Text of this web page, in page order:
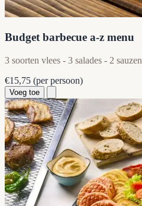
Budget barbecue a-z menu
3 soorten vlees - 3 salades - 2 sauzen
€15,75 (per persoon)
Voeg toe